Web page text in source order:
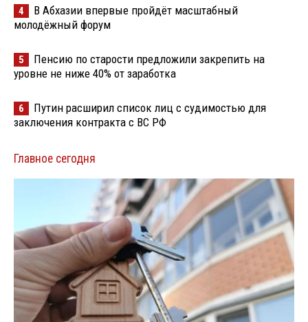
4
В Абхазии впервые пройдёт масштабный
молодёжный форум
5
Пенсию по старости предложили закрепить на
уровне не ниже 40% от заработка
6
Путин расширил список лиц с судимостью для
заключения контракта с ВС РФ
Главное сегодня